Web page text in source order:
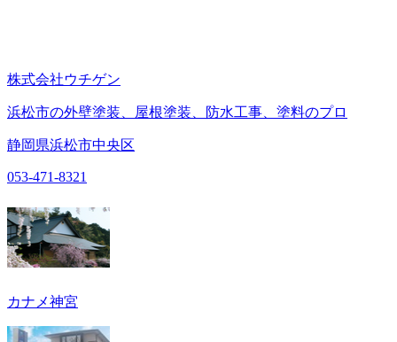
株式会社ウチゲン
浜松市の外壁塗装、屋根塗装、防水工事、塗料のプロ
静岡県浜松市中央区
053-471-8321
カナメ神宮